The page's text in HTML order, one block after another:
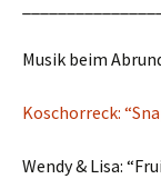
Musik beim
Koschorreck:
Wendy & Lisa: